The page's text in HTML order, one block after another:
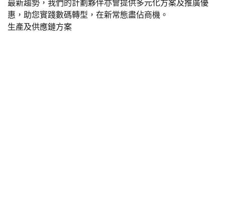
最新趨勢，我們的計劃夥伴亦會提供多元化方案及推廣優
惠，助您實踐數碼轉型，在新常態盡佔商機。
生產及供應鏈方案